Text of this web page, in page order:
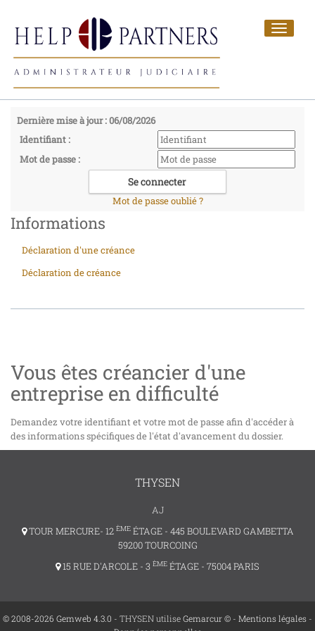
Toggle
Dernière mise à jour : 06/08/2026
Identifiant :
Mot de passe :
Mot de passe oublié ?
Informations
Déclaration d'une créance
Déclaration de créance
Vous êtes créancier d'une
entreprise en difficulté
Demandez votre identifiant et votre mot de passe afin d'accéder à
des informations spécifiques de l'état d'avancement du dossier.
THYSEN
AJ
TOUR MERCURE- 12 ÈMEÉTAGE - 445 BOULEVARD GAMBETTA
59200 TOURCOING
15 RUE D'ARCOLE - 3 ÈME ÉTAGE - 75004 PARIS
© 2008-2026 Gemweb 4.3.0 - THYSEN utiliseGemarcur © - Mentions légales -